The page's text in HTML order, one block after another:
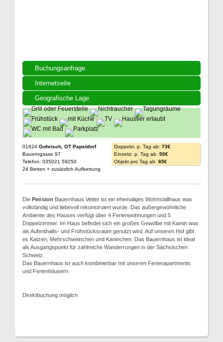
Buchungsanfrage
Internetseite
Geografische Lage
01824 Gohrisch, OT Papstdorf
Bauerngasse 97
Telefon: 035021 59250
24 Betten + zusätzlich Aufbettung
Doppelzi. p. Tag ab: 73€
Einzelzi. p. Tag ab: 50€
Objekt pro Tag ab: 65€
Die Pension Bauernhaus Vetter ist ein ehemaliges Wohnstallhaus was
vollständig und liebevoll rekonstruiert wurde. Das außergewöhnliche
Ambiente des Hauses verfügt über 4 Ferienwohnungen und 5
Doppelzimmer. Im Haus befindet sich ein großes Gewölbe mit Kamin was
als Aufenthalts- und Frühstücksraum genutzt wird. Auf unseren Hof gibt
es Katzen, Mehrschweinchen und Kaninchen. Das Bauernhaus ist ideal
als Ausgangspunkt für zahlreiche Wanderrungen in der Sächsischen
Schweiz.
Das Bauernhaus ist auch kombinierbar mit unseren Ferienapartments
und Ferienhäusern.
Direktbuchung möglich